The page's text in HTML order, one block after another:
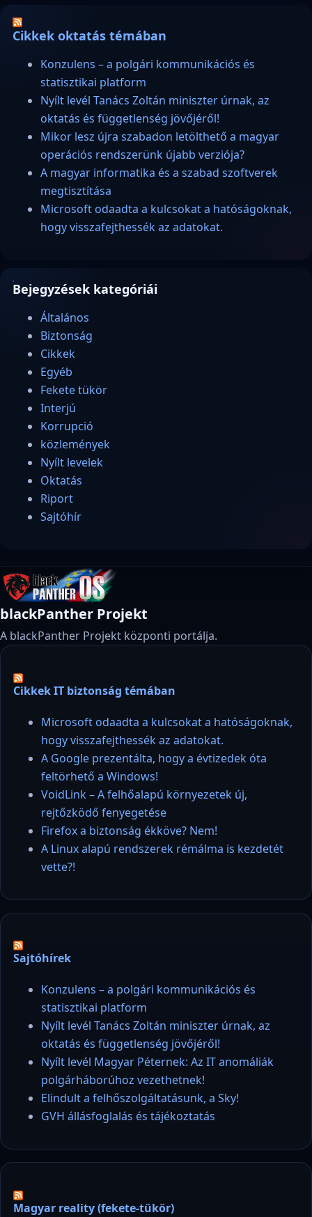
Cikkek oktatás témában
Konzulens – a polgári kommunikációs és
statisztikai platform
Nyílt levél Tanács Zoltán miniszter úrnak, az
oktatás és függetlenség jövőjéről!
Mikor lesz újra szabadon letölthető a magyar
operációs rendszerünk újabb verziója?
A magyar informatika és a szabad szoftverek
megtisztítása
Microsoft odaadta a kulcsokat a hatóságoknak,
hogy visszafejthessék az adatokat.
Bejegyzések kategóriái
Általános
Biztonság
Cikkek
Egyéb
Fekete tükör
Interjú
Korrupció
közlemények
Nyílt levelek
Oktatás
Riport
Sajtóhír
blackPanther Projekt
A blackPanther Projekt központi portálja.
Cikkek IT biztonság témában
Microsoft odaadta a kulcsokat a hatóságoknak,
hogy visszafejthessék az adatokat.
A Google prezentálta, hogy a évtizedek óta
feltörhető a Windows!
VoidLink – A felhőalapú környezetek új,
rejtőzködő fenyegetése
Firefox a biztonság ékköve? Nem!
A Linux alapú rendszerek rémálma is kezdetét
vette?!
Sajtóhírek
Konzulens – a polgári kommunikációs és
statisztikai platform
Nyílt levél Tanács Zoltán miniszter úrnak, az
oktatás és függetlenség jövőjéről!
Nyílt levél Magyar Péternek: Az IT anomáliák
polgárháborúhoz vezethetnek!
Elindult a felhőszolgáltatásunk, a Sky!
GVH állásfoglalás és tájékoztatás
Magyar reality (fekete-tükör)